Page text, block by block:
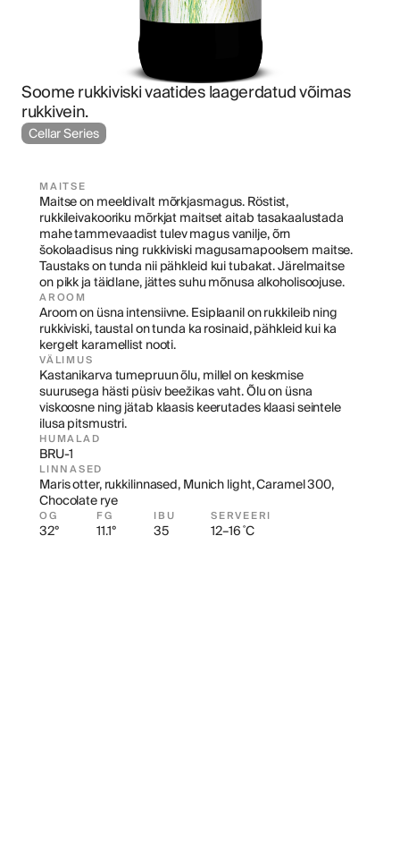
MAITSE
Maitse on meeldivalt mõrkjasmagus. Röstist,
rukkileivakooriku mõrkjat maitset aitab tasakaalustada
mahe tammevaadist tulev magus vanilje, õrn
šokolaadisus ning rukkiviski magusamapoolsem maitse.
Taustaks on tunda nii pähkleid kui tubakat. Järelmaitse
on pikk ja täidlane, jättes suhu mõnusa alkoholisoojuse.
AROOM
Aroom on üsna intensiivne. Esiplaanil on rukkileib ning
rukkiviski, taustal on tunda ka rosinaid, pähkleid kui ka
kergelt karamellist nooti.
VÄLIMUS
Kastanikarva tumepruun õlu, millel on keskmise
suurusega hästi püsiv beežikas vaht. Õlu on üsna
viskoosne ning jätab klaasis keerutades klaasi seintele
ilusa pitsmustri.
HUMALAD
BRU-1
LINNASED
Maris otter, rukkilinnased, Munich light, Caramel 300,
Chocolate rye
OG
32°
FG
11.1°
IBU
35
SERVEERI
12–16 ˚C
Soome rukkiviski vaatides laagerdatud võimas
rukkivein.
Cellar Series